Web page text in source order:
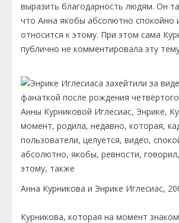
выразить благодарность людям. Он
что Анна якобы абсолютно спокойно
относится к этому. При этом сама
публично не комментировала эту
Анна Курникова и Энрике Иглесиас,
Курникова, которая на момент